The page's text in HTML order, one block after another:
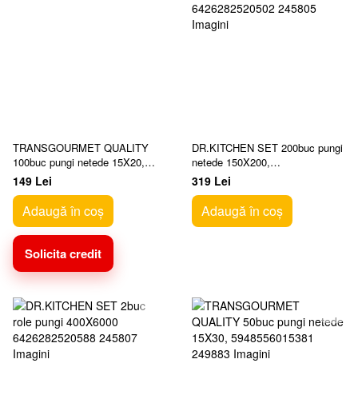
TRANSGOURMET QUALITY
100buc pungi netede 15X20,
5948556015527
149 Lei
Adaugă în coș
Solicita credit
DR.KITCHEN SET 200buc pungi
netede 150X200,
6426282520502
319 Lei
Adaugă în coș